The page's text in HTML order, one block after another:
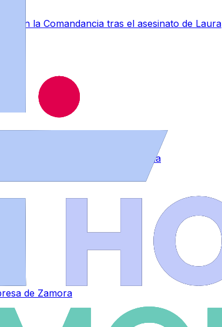
en la Comandancia tras el asesinato de Laura
en distintos puntos de la provincia
de Zamora